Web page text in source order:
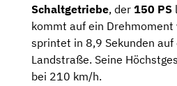
Schaltgetriebe, der 150 PS
kommt auf ein Drehmoment
sprintet in 8,9 Sekunden auf
Landstraße. Seine
bei 210 km/h.